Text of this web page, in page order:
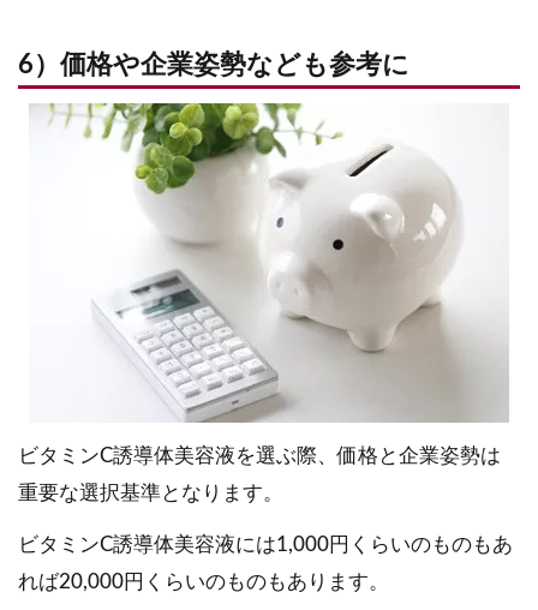
6）価格や企業姿勢なども参考に
ビタミンC誘導体美容液を選ぶ際、価格と企業姿勢は
重要な選択基準となります。
ビタミンC誘導体美容液には1,000円くらいのものもあ
れば20,000円くらいのものもあります。